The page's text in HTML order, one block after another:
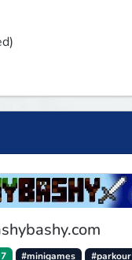
#minigames
#parkour